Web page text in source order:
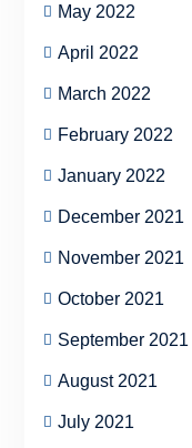
May 2022
April 2022
March 2022
February 2022
January 2022
December 2021
November 2021
October 2021
September 2021
August 2021
July 2021